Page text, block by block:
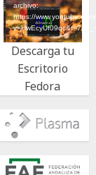
archivo:
https://
Descarga tu
Escritorio
Fedora